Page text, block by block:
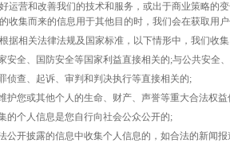
运营和改善我们的技术和服务，或出于商业策略的
收集而来的信息用于其他目的时，我们会在获取用
据相关法律法规及国家标准，以下情形中，我们收
安全、国防安全等国家利益直接相关的;与公共安全
侦查、起诉、审判和判决执行等直接相关的;
护您或其他个人的生命、财产、声誉等重大合法权
的个人信息是您自行向社会公众公开的;
公开披露的信息中收集个人信息的，如合法的新闻